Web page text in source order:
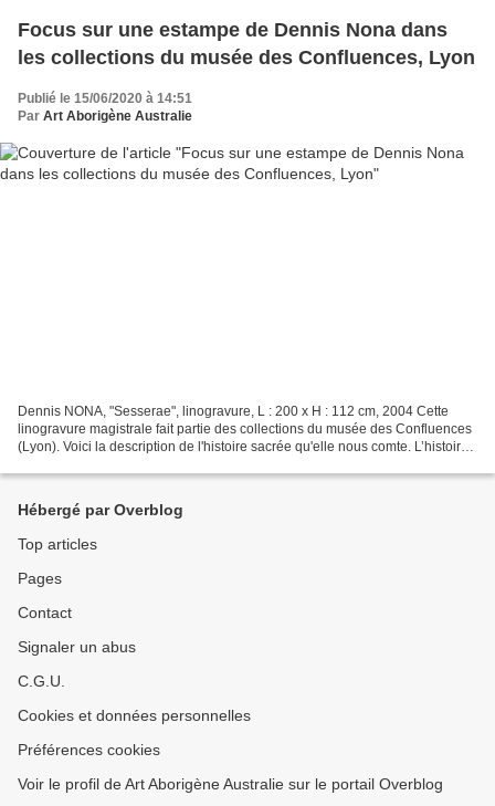
Focus sur une estampe de Dennis Nona dans
les collections du musée des Confluences, Lyon
Publié le 15/06/2020 à 14:51
Par Art Aborigène Australie
Dennis NONA, "Sesserae", linogravure, L : 200 x H : 112 cm, 2004 Cette
linogravure magistrale fait partie des collections du musée des Confluences
(Lyon). Voici la description de l'histoire sacrée qu'elle nous comte. L’histoire
Hébergé par Overblog
Top articles
Pages
Contact
Signaler un abus
C.G.U.
Cookies et données personnelles
Préférences cookies
Voir le profil de Art Aborigène Australie sur le portail Overblog